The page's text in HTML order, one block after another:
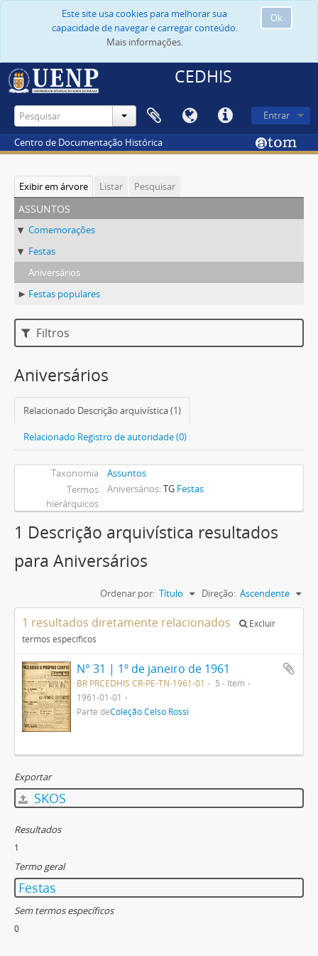
Ok
Este site usa cookies para melhorar sua
capacidade de navegar e carregar conteúdo.
Mais informações.
CEDHIS
Entrar
Centro de Documentação Histórica
Exibir em árvore Listar Pesquisar
assuntos
Comemorações
Festas
Aniversários
Festas populares
Filtros
Aniversários
Relacionado Descrição arquivística (1)
Relacionado Registro de autoridade (0)
Taxonomia
Assuntos
Termos
hierárquicos
Aniversários TG Festas
1 Descrição arquivística resultados
para Aniversários
Ordenar por: Título Direção: Ascendente
1 resultados diretamente relacionados
Excluir
termos específicos
N° 31 | 1º de janeiro de 1961
BR PRCEDHIS CR-PE-TN-1961-01
5 - Item
1961-01-01
Parte deColeção Celso Rossi
Exportar
SKOS
Resultados
1
Termo geral
Festas
Sem termos específicos
0